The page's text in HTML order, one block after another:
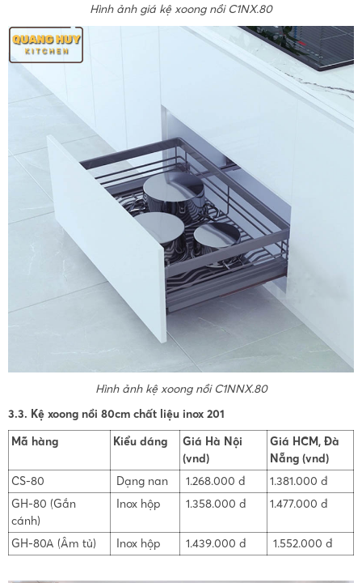
Hình ảnh giá kệ xoong nồi C1NX.80
Hình ảnh kệ xoong nồi C1NNX.80
3.3. Kệ xoong nồi 80cm chất liệu inox 201
Mã hàng
Kiểu dáng
Giá Hà Nội
(vnd)
Giá HCM, Đà
Nẵng (vnd)
CS-80
Dạng nan 1.268.000 đ
1.381.000 đ
GH-80 (Gắn
cánh)
Inox hộp 1.358.000 đ 1.477.000 đ
GH-80A (Âm tủ) Inox hộp 1.439.000 đ 1.552.000 đ